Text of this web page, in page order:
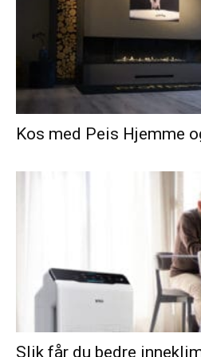
Kos med Peis Hjemme
Slik får du bedre